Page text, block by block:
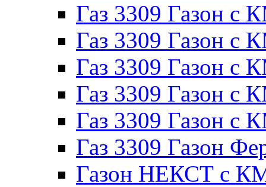
Газ 3309 Газон с
Газ 3309 Газон с
Газ 3309 Газон с
Газ 3309 Газон с
Газ 3309 Газон с
Газ 3309 Газон
Газон НЕКСТ с